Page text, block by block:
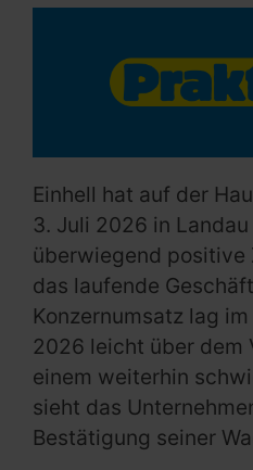
Einhell hat auf der
3. Juli 2026 in
überwiegend
das laufende
Konzernumsatz lag
2026 leicht über dem
einem weiterhin
sieht das
Bestätigung seiner